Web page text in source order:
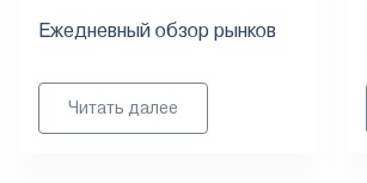
Ежедневный обзор рынков
Читать далее